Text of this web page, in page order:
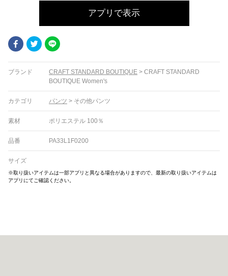
アプリで表示
FacebookTwitter
ブランド CRAFT STANDARD BOUTIQUE > CRAFT STANDARD
BOUTIQUE Women's
カテゴリ パンツ > その他パンツ
素材 ポリエステル 100％
品番 PA33L1F0200
サイズ
※取り扱いアイテムは一部アプリと異なる場合がありますので、最新の取り扱いアイテムは
アプリにてご確認ください。